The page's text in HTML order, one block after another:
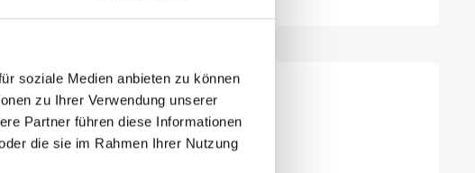
soziale Medien anbieten zu können
zu Ihrer Verwendung unserer
Partner führen diese Informationen
die sie im Rahmen Ihrer Nutzung